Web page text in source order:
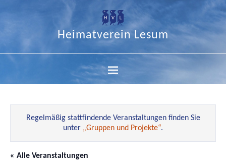
Heimatverein Lesum
Regelmäßig stattfindende Veranstaltungen finden Sie
unter „Gruppen und Projekte“.
« Alle Veranstaltungen